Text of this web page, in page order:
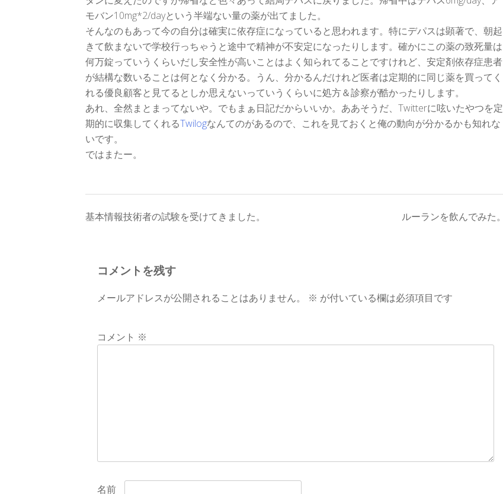
モバン10mg*2/dayという半端ない量の薬が出てました。
そんなのもあって今の自分は確実に依存症になっていると思われます。特にデパスは顕著で、朝起
きて飲まないで学校行っちゃうと途中で精神が不安定になったりします。確かにこの薬の致死量は
何万錠っていうくらいだし安全性が高いことはよく知られてることですけれど、安定剤依存症患者
が結構な数いることは何となく分かる。うん、分かるんだけれど医者は定期的に同じ薬を買ってく
れる優良顧客と見てるとしか思えないっていうくらいに処方＆診察が酷かったりします。
あれ、全然まとまってないや。でもまぁ日記だからいいか。ああそうだ、Twitterに呟いたやつを定
期的に収集してくれるTwilogなんてのがあるので、これを見ておくと俺の動向が分かるかも知れな
いです。
ではまたー。
投
ナ
ー
基本情報技術者の試験を受けてきました。 ルーランを飲んでみた。
コメントを残す
メールアドレスが公開されることはありません。 ※ が付いている欄は必須項目です
コメント ※
名前